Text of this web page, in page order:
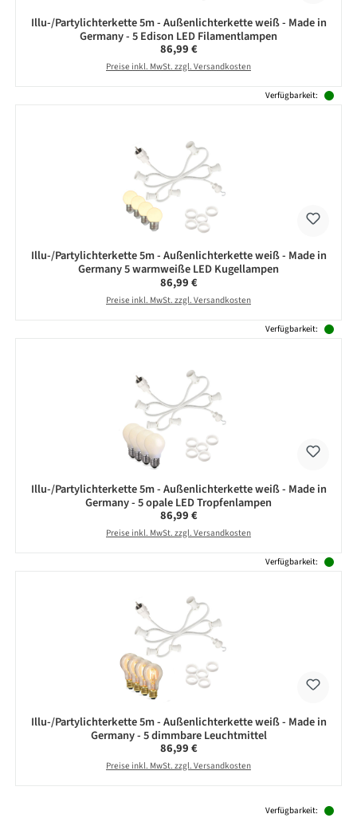
Illu-/Partylichterkette 5m - Außenlichterkette weiß - Made in
Germany - 5 Edison LED Filamentlampen
Regulärer Preis:
86,99 €
Preise inkl. MwSt. zzgl. Versandkosten
Verfügbarkeit:
Illu-/Partylichterkette 5m - Außenlichterkette weiß - Made in
Germany 5 warmweiße LED Kugellampen
Regulärer Preis:
86,99 €
Preise inkl. MwSt. zzgl. Versandkosten
Verfügbarkeit:
Illu-/Partylichterkette 5m - Außenlichterkette weiß - Made in
Germany - 5 opale LED Tropfenlampen
Regulärer Preis:
86,99 €
Preise inkl. MwSt. zzgl. Versandkosten
Verfügbarkeit:
Illu-/Partylichterkette 5m - Außenlichterkette weiß - Made in
Germany - 5 dimmbare Leuchtmittel
Regulärer Preis:
86,99 €
Preise inkl. MwSt. zzgl. Versandkosten
Verfügbarkeit: